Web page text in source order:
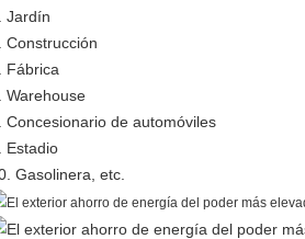
Jardín
Construcción
Fábrica
Warehouse
Concesionario de automóviles
Estadio
Gasolinera, etc.